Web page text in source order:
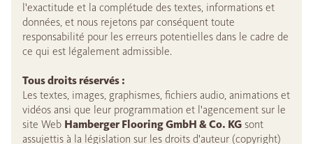
l'exactitude et la complétude des textes, informations et
données, et nous rejetons par conséquent toute
responsabilité pour les erreurs potentielles dans le cadre de
ce qui est légalement admissible.
Tous droits réservés :
Les textes, images, graphismes, fichiers audio, animations et
vidéos ansi que leur programmation et l'agencement sur le
site Web Hamberger Flooring GmbH & Co. KG sont
assujettis à la législation sur les droits d'auteur (copyright)